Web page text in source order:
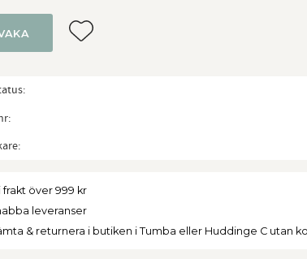
Lägg till i favoriter
frakt över 999 kr
leveranser
& returnera i butiken i Tumba eller Huddinge C utan